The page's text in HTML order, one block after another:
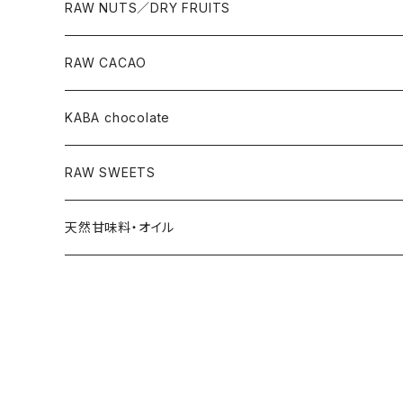
RAW NUTS／DRY FRUITS
RAW CACAO
KABA chocolate
RAW SWEETS
天然甘味料・オイル